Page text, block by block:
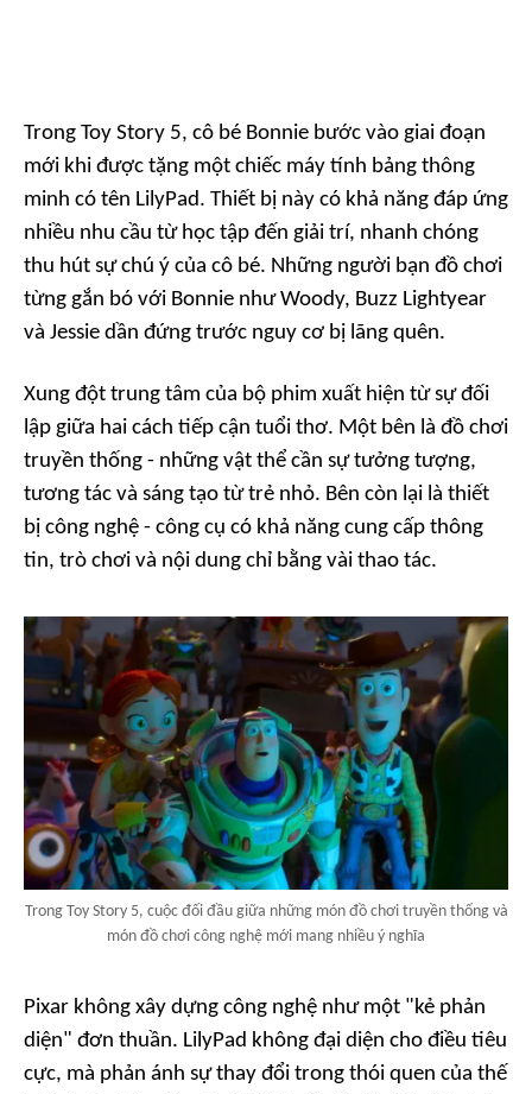
Trong Toy Story 5, cô bé Bonnie bước vào giai đoạn
mới khi được tặng một chiếc máy tính bảng thông
minh có tên LilyPad. Thiết bị này có khả năng đáp ứng
nhiều nhu cầu từ học tập đến giải trí, nhanh chóng
thu hút sự chú ý của cô bé. Những người bạn đồ chơi
từng gắn bó với Bonnie như Woody, Buzz Lightyear
và Jessie dần đứng trước nguy cơ bị lãng quên.
Xung đột trung tâm của bộ phim xuất hiện từ sự đối
lập giữa hai cách tiếp cận tuổi thơ. Một bên là đồ chơi
truyền thống - những vật thể cần sự tưởng tượng,
tương tác và sáng tạo từ trẻ nhỏ. Bên còn lại là thiết
bị công nghệ - công cụ có khả năng cung cấp thông
tin, trò chơi và nội dung chỉ bằng vài thao tác.
Trong Toy Story 5, cuộc đối đầu giữa những món đồ chơi truyền thống và
món đồ chơi công nghệ mới mang nhiều ý nghĩa
Pixar không xây dựng công nghệ như một "kẻ phản
diện" đơn thuần. LilyPad không đại diện cho điều tiêu
cực, mà phản ánh sự thay đổi trong thói quen của thế